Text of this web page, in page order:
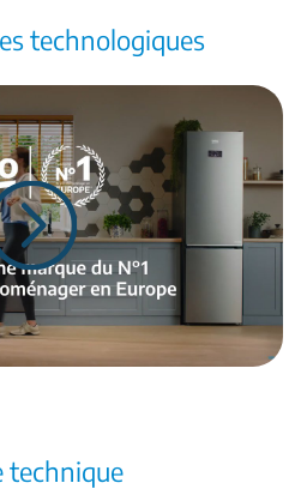
technologiques
technique